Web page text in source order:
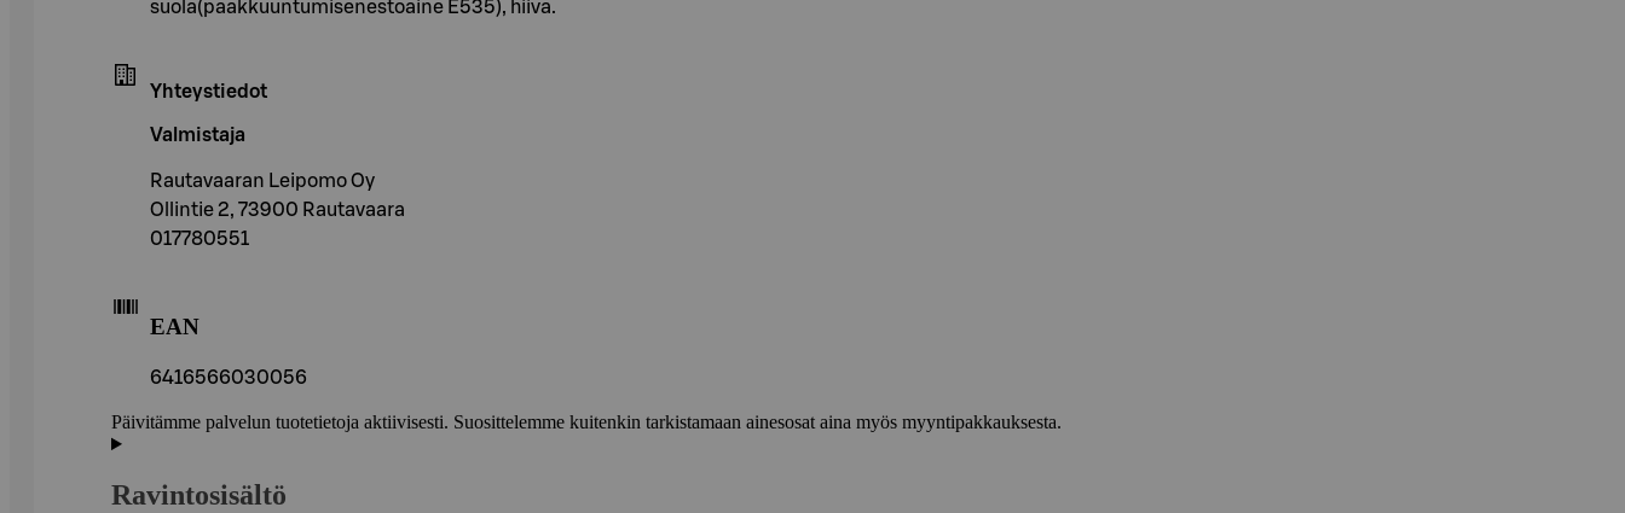
suola(paakkuuntumisenestoaine E535), hiiva.
Yhteystiedot
Valmistaja
Rautavaaran Leipomo Oy
Ollintie 2, 73900 Rautavaara
017780551
EAN
6416566030056
Päivitämme palvelun tuotetietoja aktiivisesti. Suosittelemme kuitenkin tarkistamaan ainesosat aina myös myyntipakkauksesta.
Ravintosisältö